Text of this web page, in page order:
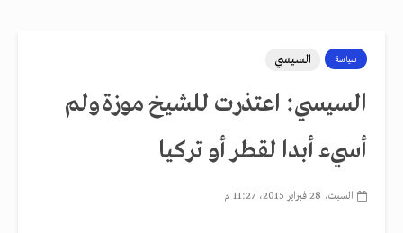
سياسة السيسي
السيسي: اعتذرت للشيخ موزة ولم
أسيء أبدا لقطر أو تركيا
السبت، 28 فبراير 2015، 11:27 م